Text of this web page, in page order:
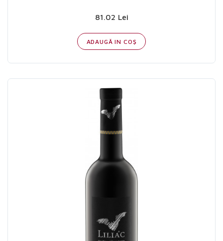
81.02 Lei
ADAUGĂ IN COŞ